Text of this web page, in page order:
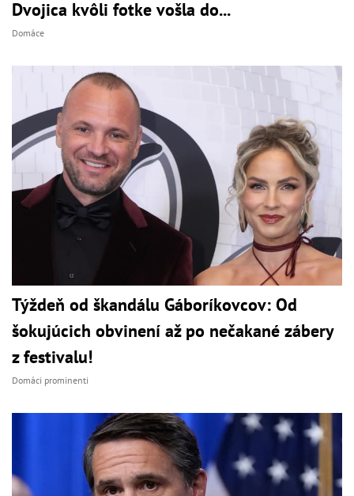
Dvojica kvôli fotke vošla do...
Domáce
Týždeň od škandálu Gáboríkovcov: Od
šokujúcich obvinení až po nečakané zábery
z festivalu!
Domáci prominenti